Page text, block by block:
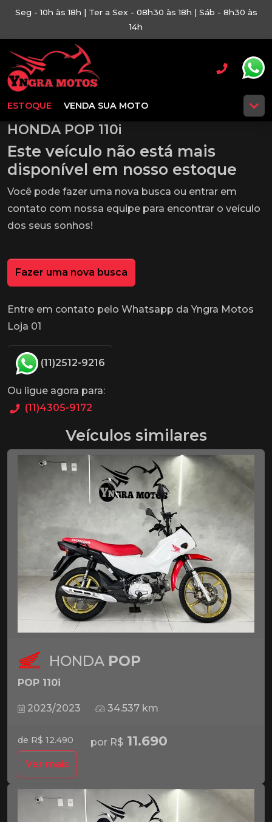
Seg - 10h às 18h | Ter a Sex - 08h30 às 18h | Sáb - 8h30 às
14h
ESTOQUE VENDA SUA MOTO
HONDA POP 110i
Este veículo não está mais
disponível em nosso estoque
Você pode fazer uma nova busca ou entrar em
contato com nossa equipe para encontrar o veículo
dos seus sonhos!
Fazer uma nova busca
Entre em contato pelo Whatsapp da Yngra Motos
Loja 01
(11)2512-9216
Ou ligue agora para:
(11)4305-9172
Veículos similares
HONDA POP
POP 110i
2023/2023 34.537 km
de R$ 12.490 por R$ 11.690
Ver mais